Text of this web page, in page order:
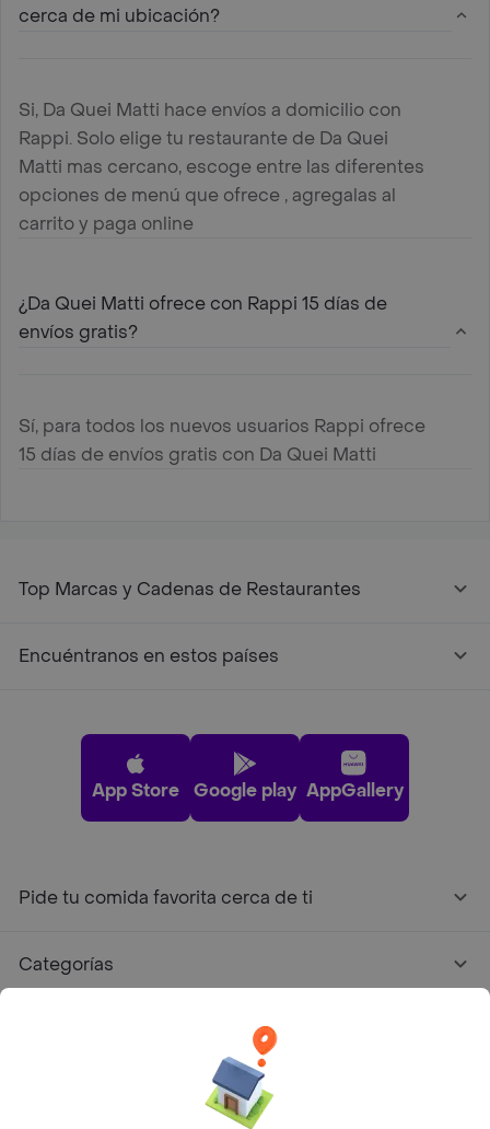
cerca de mi ubicación?
Si, Da Quei Matti hace envíos a domicilio con
Rappi. Solo elige tu restaurante de Da Quei
Matti mas cercano, escoge entre las diferentes
opciones de menú que ofrece , agregalas al
carrito y paga online
¿Da Quei Matti ofrece con Rappi 15 días de
envíos gratis?
Sí, para todos los nuevos usuarios Rappi ofrece
15 días de envíos gratis con Da Quei Matti
Top Marcas y Cadenas de Restaurantes
Encuéntranos en estos países
App Store Google play AppGallery
Pide tu comida favorita cerca de ti
Categorías